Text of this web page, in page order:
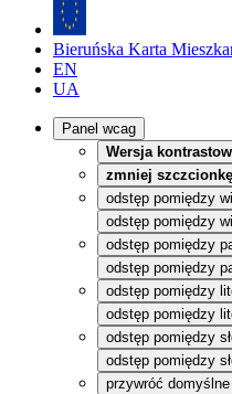
Bieruńska Karta
EN
UA
Panel wcag
Wersja
zmniej szczcionkę
odstęp pomiędzy
odstęp pomiędzy
odstęp pomiędzy
odstęp pomiędzy
odstęp pomiędzy
odstęp pomiędzy
odstęp pomiędzy
odstęp pomiędzy
przywróć